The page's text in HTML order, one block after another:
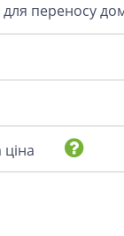
для переносу